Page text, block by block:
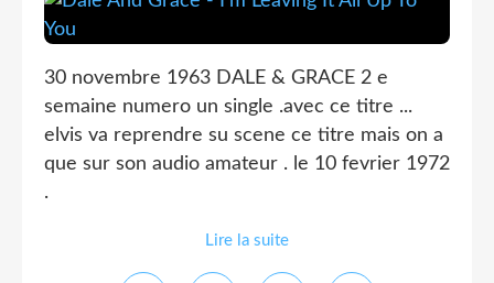
30 novembre 1963 DALE & GRACE 2 e
semaine numero un single .avec ce titre ...
elvis va reprendre su scene ce titre mais on a
que sur son audio amateur . le 10 fevrier 1972
.
Lire la suite